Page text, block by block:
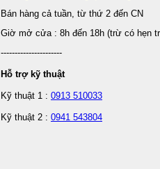
Bán hàng cả tuần, từ thứ 2 đến CN
Giờ mở cửa : 8h đến 18h (trừ có hẹn
----------------------
Hỗ trợ kỹ thuật
Kỹ thuật 1 : 0913 510033
Kỹ thuật 2 : 0941 543804